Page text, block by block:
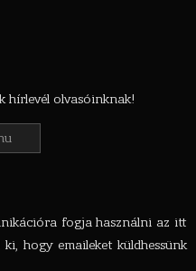
hírlevél olvasóinknak!
fogja használni az itt
hogy emaileket küldhessünk